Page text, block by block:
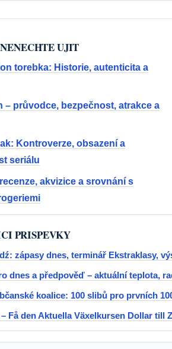
UJIT
torebka: Historie, autenticita a
– průvodce, bezpečnost, atrakce a
Kontroverze, obsazení a
seriálu
akvizice a srovnání s
PRISPEVKY
zápasy dnes, terminář Ekstraklasy,
dnes a předpověď – aktuální teplota,
koalice: 100 slibů pro prvních
– Få den Aktuella Växelkursen Dollar till